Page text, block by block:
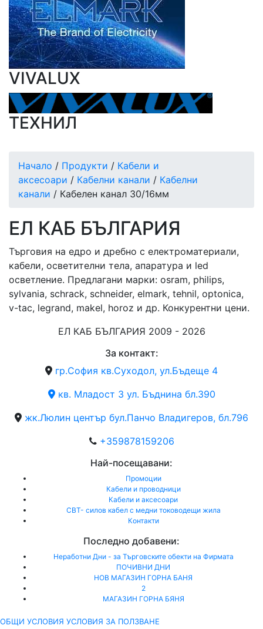
VIVALUX
ТЕХНИЛ
Начало / Продукти / Кабели и
аксесоари / Кабелни канали / Кабелни
канали / Кабелен канал 30/16мм
ЕЛ КАБ БЪЛГАРИЯ
Търговия на едро и дребно с електроматериали,
кабели, осветителни тела, апаратура и led
осветление. Предлагани марки: osram, philips,
sylvania, schrack, schneider, elmark, tehnil, optonica,
v-tac, legrand, makel, horoz и др. Конкурентни цени.
ЕЛ КАБ БЪЛГАРИЯ 2009 - 2026
За контакт:
гр.София кв.Суходол, ул.Бъдеще 4
кв. Младост 3 ул. Бъднина бл.390
жк.Люлин център бул.Панчо Владигеров, бл.796
+359878159206
Най-посещавани:
Промоции
Кабели и проводници
Кабели и аксесоари
СВТ- силов кабел с медни тоководещи жила
Контакти
Последно добавени:
Неработни Дни - за Търговските обекти на Фирмата
ПОЧИВНИ ДНИ
НОВ МАГАЗИН ГОРНА БАНЯ
2
МАГАЗИН ГОРНА БЯНЯ
ОБЩИ УСЛОВИЯ УСЛОВИЯ ЗА ПОЛЗВАНЕ